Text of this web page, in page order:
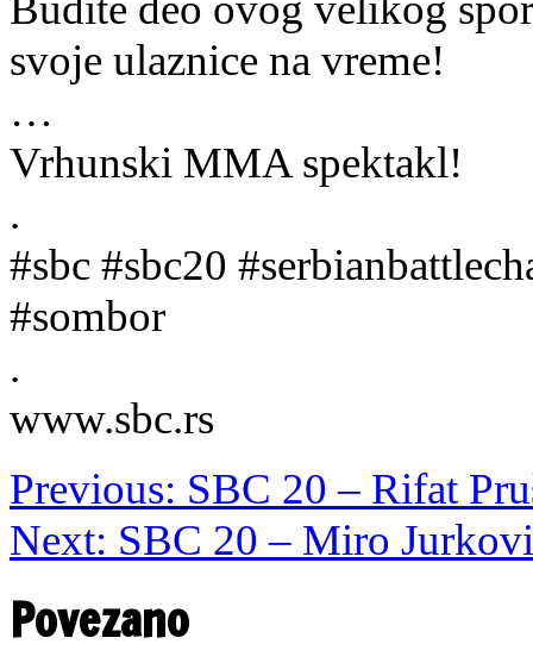
svoje ulaznice na vreme!
…
Vrhunski MMA spektakl!
.
#sbc #sbc20
#sombor
.
www.sbc.rs
Previous: SBC 20 – Rifat
Next: SBC 20 – Miro
Povezano